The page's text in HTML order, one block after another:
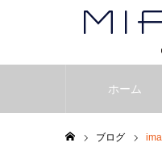
ホーム
ブログ